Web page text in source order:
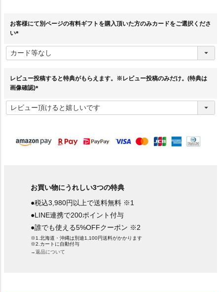
お客様にて別ページの有料ギフトを購入頂いた方のみカードをご選択くださ
い
必
須
レビュー投稿すると特典がもらえます。※レビュー投稿のみだけ。(特典は
画像確認)
必
須
お買い物にうれしい3つの特典
●税込3,980円以上で送料無料 ※1
●LINE連携で200ポイント付与
●誰でも使える5%OFFクーポン ※2
※1.北海道・沖縄は別途1,100円送料がかかります
※2.カートに自動付与
→返品について